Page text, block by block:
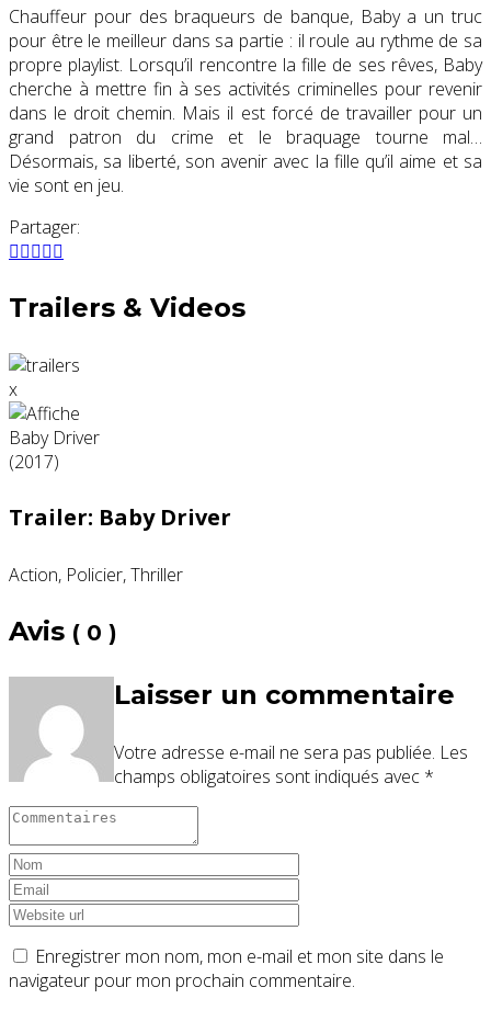
Chauffeur pour des braqueurs de banque, Baby a un truc
pour être le meilleur dans sa partie : il roule au rythme de sa
propre playlist. Lorsqu’il rencontre la fille de ses rêves, Baby
cherche à mettre fin à ses activités criminelles pour revenir
dans le droit chemin. Mais il est forcé de travailler pour un
grand patron du crime et le braquage tourne mal…
Désormais, sa liberté, son avenir avec la fille qu’il aime et sa
vie sont en jeu.
Partager:
Trailers & Videos
x
Trailer: Baby Driver
Action, Policier, Thriller
Avis ( 0 )
Laisser un commentaire
Votre adresse e-mail ne sera pas publiée. Les
champs obligatoires sont indiqués avec *
Enregistrer mon nom, mon e-mail et mon site dans le
navigateur pour mon prochain commentaire.